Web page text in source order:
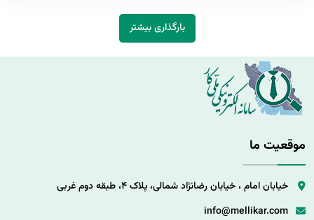
بارگذاری بیشتر
موقعیت ما
خیابان امام ، خیابان رضانژاد شمالی، پلاک 4، طبقه دوم غربی
info@mellikar.com